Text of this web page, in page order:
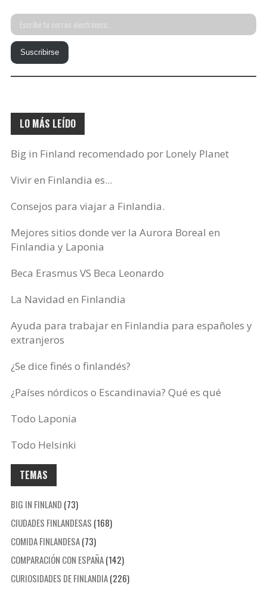
Escribe
tu
correo
electrónico…
Suscribirse
LO MÁS LEÍDO
Big in Finland recomendado por Lonely Planet
Vivir en Finlandia es...
Consejos para viajar a Finlandia.
Mejores sitios donde ver la Aurora Boreal en
Finlandia y Laponia
Beca Erasmus VS Beca Leonardo
La Navidad en Finlandia
Ayuda para trabajar en Finlandia para españoles y
extranjeros
¿Se dice finés o finlandés?
¿Países nórdicos o Escandinavia? Qué es qué
Todo Laponia
Todo Helsinki
TEMAS
BIG IN FINLAND (73)
CIUDADES FINLANDESAS (168)
COMIDA FINLANDESA(73)
COMPARACIÓN CON ESPAÑA(142)
CURIOSIDADES DE FINLANDIA(226)